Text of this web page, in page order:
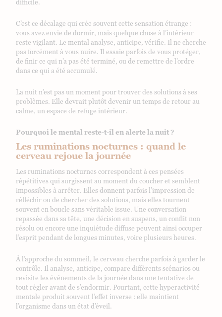
difficile.
C’est ce décalage qui crée souvent cette sensation étrange :
vous avez envie de dormir, mais quelque chose à l’intérieur
reste vigilant. Le mental analyse, anticipe, vérifie. Il ne cherche
pas forcément à vous nuire. Il essaie parfois de vous protéger,
de finir ce qui n’a pas été terminé, ou de remettre de l’ordre
dans ce qui a été accumulé.
La nuit n’est pas un moment pour trouver des solutions à ses
problèmes. Elle devrait plutôt devenir un temps de retour au
calme, un espace de refuge intérieur.
Pourquoi le mental reste-t-il en alerte la nuit ?
Les ruminations nocturnes : quand le
cerveau rejoue la journée
Les ruminations nocturnes correspondent à ces pensées
répétitives qui surgissent au moment du coucher et semblent
impossibles à arrêter. Elles donnent parfois l’impression de
réfléchir ou de chercher des solutions, mais elles tournent
souvent en boucle sans véritable issue. Une conversation
repassée dans sa tête, une décision en suspens, un conflit non
résolu ou encore une inquiétude diffuse peuvent ainsi occuper
l’esprit pendant de longues minutes, voire plusieurs heures.
À l’approche du sommeil, le cerveau cherche parfois à garder le
contrôle. Il analyse, anticipe, compare différents scénarios ou
revisite les événements de la journée dans une tentative de
tout régler avant de s’endormir. Pourtant, cette hyperactivité
mentale produit souvent l’effet inverse : elle maintient
l’organisme dans un état d’éveil.